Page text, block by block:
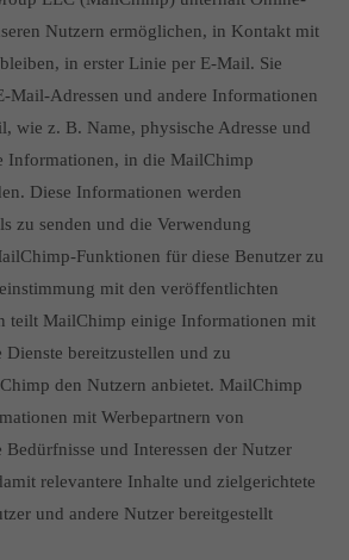
Nutzern ermöglichen, in Kontakt mit
in erster Linie per E-Mail. Sie
Mail-Adressen und andere Informationen
wie z. B. Name, physische Adresse und
Informationen, in die MailChimp
Diese Informationen werden
zu senden und die Verwendung
Funktionen für diese Benutzer zu
mit den veröffentlichten
teilt MailChimp einige Informationen mit
bereitzustellen und zu
den Nutzern anbietet. MailChimp
mit Werbepartnern von
und Interessen der Nutzer
relevantere Inhalte und zielgerichtete
und andere Nutzer bereitgestellt